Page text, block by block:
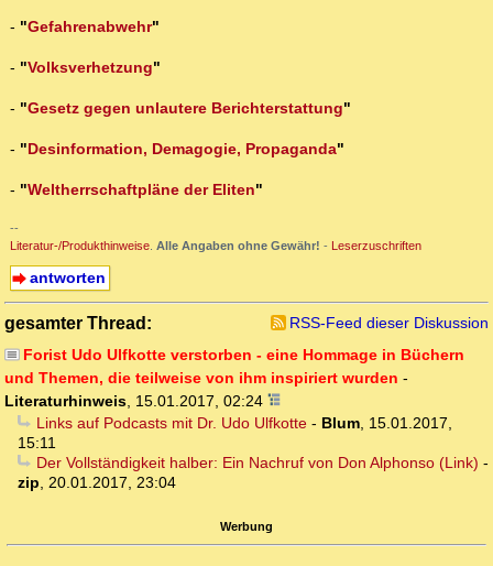
- "Gefahrenabwehr"
- "Volksverhetzung"
- "Gesetz gegen unlautere Berichterstattung"
- "Desinformation, Demagogie, Propaganda"
- "Weltherrschaftpläne der Eliten"
--
Literatur-/Produkthinweise. Alle Angaben ohne Gewähr! - Leserzuschriften
antworten
gesamter Thread:
RSS-Feed dieser Diskussion
Forist Udo Ulfkotte verstorben - eine Hommage in Büchern
und Themen, die teilweise von ihm inspiriert wurden -
Literaturhinweis, 15.01.2017, 02:24
Links auf Podcasts mit Dr. Udo Ulfkotte- Blum, 15.01.2017,
15:11
Der Vollständigkeit halber: Ein Nachruf von Don Alphonso (Link) -
zip, 20.01.2017, 23:04
Werbung